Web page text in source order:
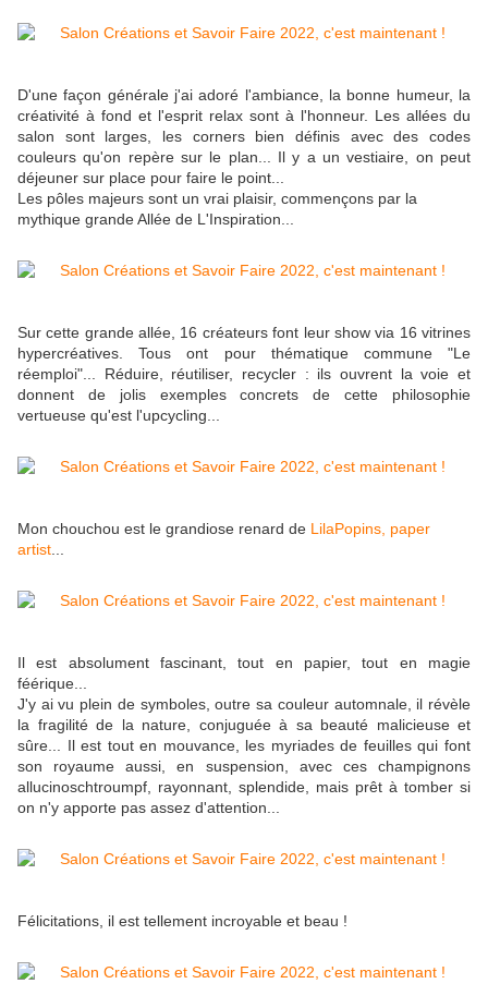
D'une façon générale j'ai adoré l'ambiance, la bonne humeur, la
créativité à fond et l'esprit relax sont à l'honneur. Les allées du
salon sont larges, les corners bien définis avec des codes
couleurs qu'on repère sur le plan... Il y a un vestiaire, on peut
déjeuner sur place pour faire le point...
Les pôles majeurs sont un vrai plaisir, commençons par la
mythique grande Allée de L'Inspiration...
Sur cette grande allée, 16 créateurs font leur show via 16 vitrines
hypercréatives. Tous ont pour thématique commune "Le
réemploi"... Réduire, réutiliser, recycler : ils ouvrent la voie et
donnent de jolis exemples concrets de cette philosophie
vertueuse qu'est l'upcycling...
Mon chouchou est le grandiose renard de LilaPopins, paper
artist
Il est absolument fascinant, tout en papier, tout en magie
féérique...
J'y ai vu plein de symboles, outre sa couleur automnale, il révèle
la fragilité de la nature, conjuguée à sa beauté malicieuse et
sûre... Il est tout en mouvance, les myriades de feuilles qui font
son royaume aussi, en suspension, avec ces champignons
allucinoschtroumpf, rayonnant, splendide, mais prêt à tomber si
on n'y apporte pas assez d'attention...
Félicitations, il est tellement incroyable et beau !